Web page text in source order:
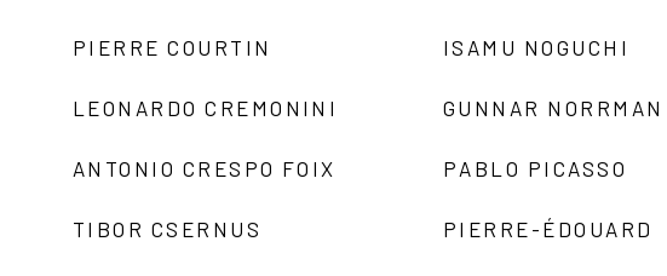
PIERRE COURTIN
LEONARDO CREMONINI
ANTONIO CRESPO FOIX
TIBOR CSERNUS
ISAMU NOGUCHI
GUNNAR NORRMAN
PABLO PICASSO
PIERRE-ÉDOUARD